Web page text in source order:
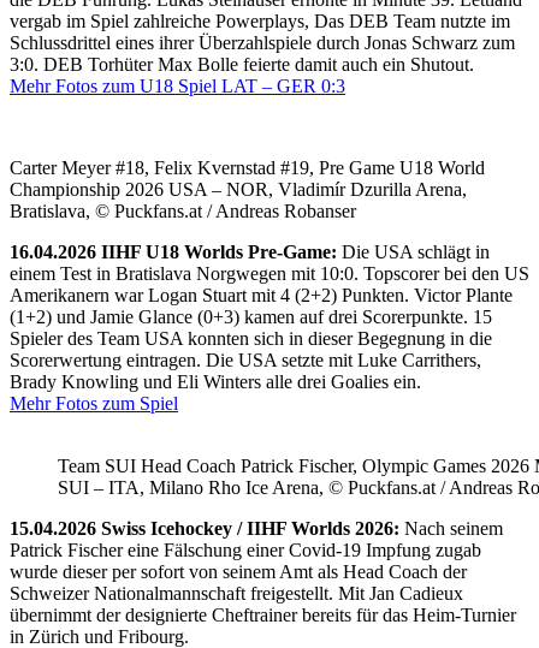
vergab im Spiel zahlreiche Powerplays, Das DEB Team nutzte im
Schlussdrittel eines ihrer Überzahlspiele durch Jonas Schwarz zum
3:0. DEB Torhüter Max Bolle feierte damit auch ein Shutout.
Mehr Fotos zum U18 Spiel LAT – GER 0:3
Carter Meyer #18, Felix Kvernstad #19, Pre Game U18 World
Championship 2026 USA – NOR, Vladimír Dzurilla Arena,
Bratislava, © Puckfans.at / Andreas Robanser
16.04.2026 IIHF U18 Worlds Pre-Game: Die USA schlägt in
einem Test in Bratislava Norgwegen mit 10:0. Topscorer bei den US
Amerikanern war Logan Stuart mit 4 (2+2) Punkten. Victor Plante
(1+2) und Jamie Glance (0+3) kamen auf drei Scorerpunkte. 15
Spieler des Team USA konnten sich in dieser Begegnung in die
Scorerwertung eintragen. Die USA setzte mit Luke Carrithers,
Brady Knowling und Eli Winters alle drei Goalies ein.
Mehr Fotos zum Spiel
Team SUI Head Coach Patrick Fischer, Olympic Games 2026
SUI – ITA, Milano Rho Ice Arena, © Puckfans.at / Andreas
15.04.2026 Swiss Icehockey / IIHF Worlds 2026: Nach seinem
Patrick Fischer eine Fälschung einer Covid-19 Impfung zugab
wurde dieser per sofort von seinem Amt als Head Coach der
Schweizer Nationalmannschaft freigestellt. Mit Jan Cadieux
übernimmt der designierte Cheftrainer bereits für das Heim-Turnier
in Zürich und Fribourg.